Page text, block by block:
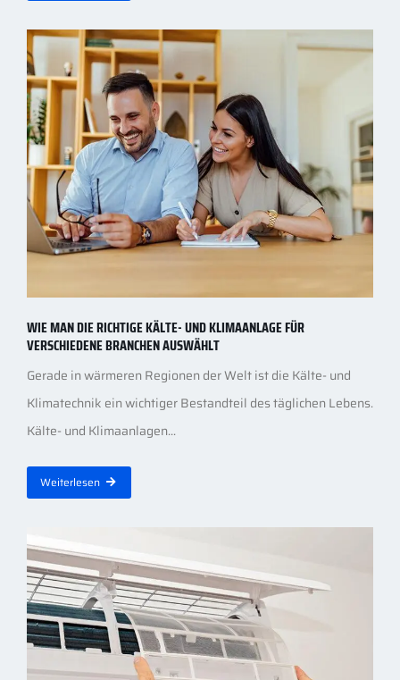
Weiterlesen
WIE MAN DIE RICHTIGE KÄLTE- UND KLIMAANLAGE FÜR
VERSCHIEDENE BRANCHEN AUSWÄHLT
Gerade in wärmeren Regionen der Welt ist die Kälte- und
Klimatechnik ein wichtiger Bestandteil des täglichen Lebens.
Weiterlesen